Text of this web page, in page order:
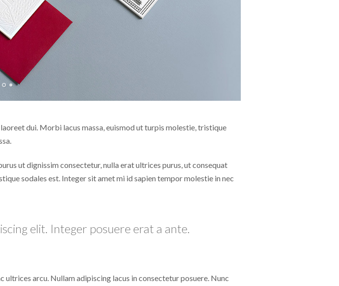
dui. Morbi lacus massa, euismod ut turpis molestie, tristique
ut dignissim consectetur, nulla erat ultrices purus, ut consequat
sodales est. Integer sit amet mi id sapien tempor molestie in nec
elit. Integer posuere erat a ante.
ultrices arcu. Nullam adipiscing lacus in consectetur posuere. Nunc